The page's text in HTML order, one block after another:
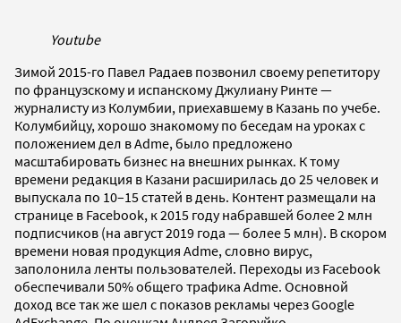
Youtube
Зимой 2015-го Павел Радаев позвонил своему репетитору
по французскому и испанскому Джулиану Ринте —
журналисту из Колумбии, приехавшему в Казань по учебе.
Колумбийцу, хорошо знакомому по беседам на уроках с
положением дел в Adme, было предложено
масштабировать бизнес на внешних рынках. К тому
времени редакция в Казани расширилась до 25 человек и
выпускала по 10–15 статей в день. Контент размещали на
странице в Facebook, к 2015 году набравшей более 2 млн
подписчиков (на август 2019 года — более 5 млн). В скором
времени новая продукция Adme, словно вирус,
заполонила ленты пользователей. Переходы из Facebook
обеспечивали 50% общего трафика Adme. Основной
доход все так же шел с показов рекламы через Google